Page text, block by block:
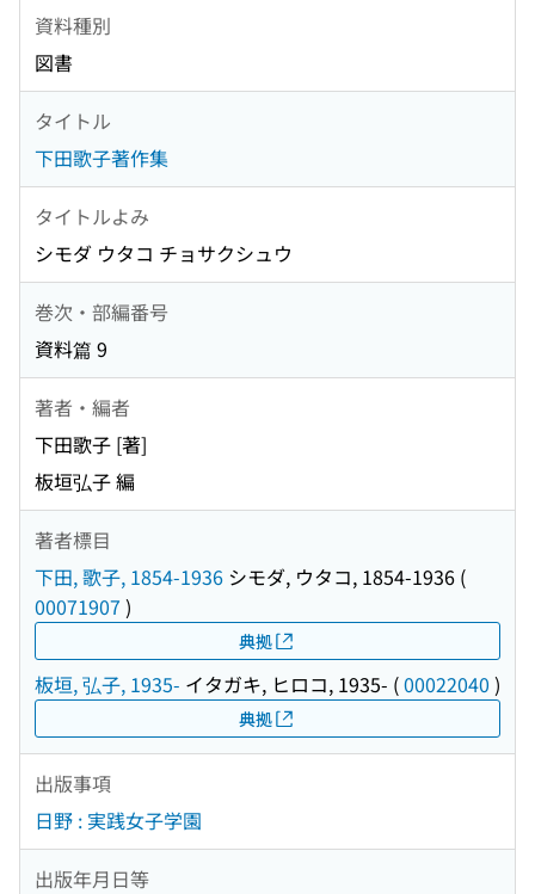
資料種別
図書
タイトル
下田歌子著作集
タイトルよみ
シモダ ウタコ チョサクシュウ
巻次・部編番号
資料篇 9
著者・編者
下田歌子 [著]
板垣弘子 編
著者標目
下田, 歌子, 1854-1936 シモダ, ウタコ, 1854-1936 (
00071907 )
典拠
板垣, 弘子, 1935- イタガキ, ヒロコ, 1935- (00022040 )
典拠
出版事項
日野 : 実践女子学園
出版年月日等